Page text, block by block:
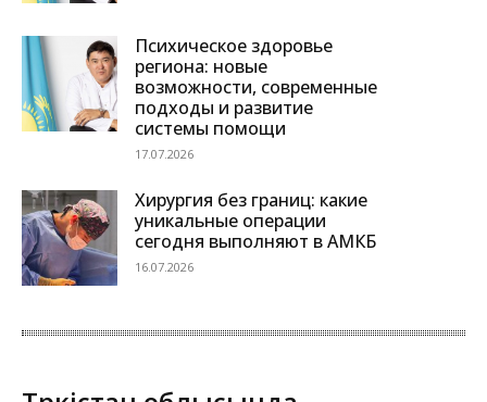
Психическое здоровье
региона: новые
возможности, современные
подходы и развитие
системы помощи
17.07.2026
Хирургия без границ: какие
уникальные операции
сегодня выполняют в АМКБ
16.07.2026